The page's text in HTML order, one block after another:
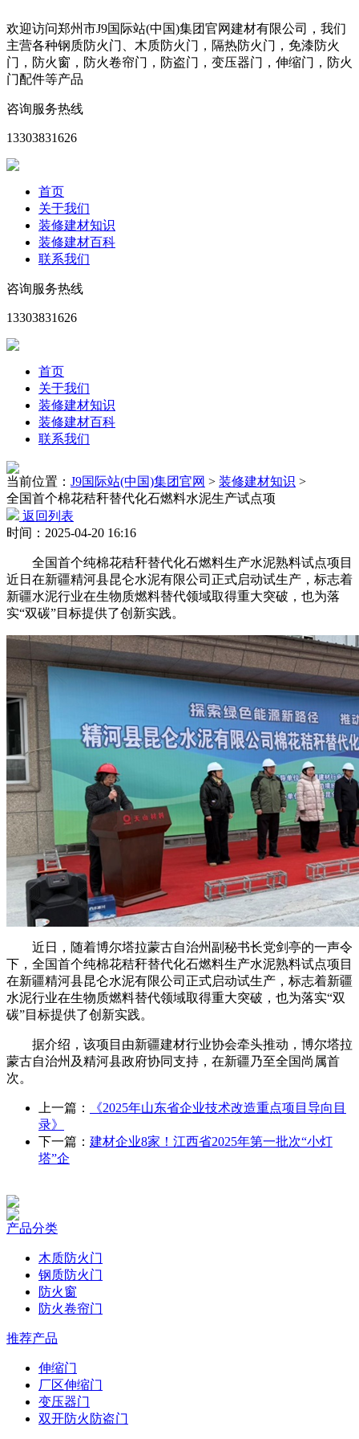
欢迎访问郑州市J9国际站(中国)集团官网建材有限公司，我们
主营各种钢质防火门、木质防火门，隔热防火门，免漆防火
门，防火窗，防火卷帘门，防盗门，变压器门，伸缩门，防火
门配件等产品
咨询服务热线
13303831626
首页
关于我们
装修建材知识
装修建材百科
联系我们
咨询服务热线
13303831626
首页
关于我们
装修建材知识
装修建材百科
联系我们
当前位置： J9国际站(中国)集团官网 > 装修建材知识 >
全国首个棉花秸秆替代化石燃料水泥生产试点项
返回列表
时间：2025-04-20 16:16
全国首个纯棉花秸秆替代化石燃料生产水泥熟料试点项目
近日在新疆精河县昆仑水泥有限公司正式启动试生产，标志着
新疆水泥行业在生物质燃料替代领域取得重大突破，也为落
实“双碳”目标提供了创新实践。
近日，随着博尔塔拉蒙古自治州副秘书长党剑亭的一声令
下，全国首个纯棉花秸秆替代化石燃料生产水泥熟料试点项目
在新疆精河县昆仑水泥有限公司正式启动试生产，标志着新疆
水泥行业在生物质燃料替代领域取得重大突破，也为落实“双
碳”目标提供了创新实践。
据介绍，该项目由新疆建材行业协会牵头推动，博尔塔拉
蒙古自治州及精河县政府协同支持，在新疆乃至全国尚属首
次。
上一篇：
《2025年山东省企业技术改造重点项目导向目
录》
下一篇： 建材企业8家！江西省2025年第一批次“小灯
塔”企
产品分类
木质防火门
钢质防火门
防火窗
防火卷帘门
推荐产品
伸缩门
厂区伸缩门
变压器门
双开防火防盗门